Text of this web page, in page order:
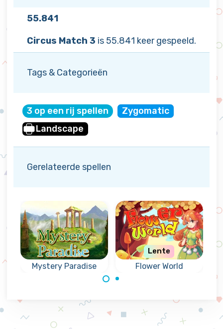
55.841
Circus Match 3 is 55.841 keer gespeeld.
Tags & Categorieën
3 op een rij spellen
Zygomatic
Landscape
Gerelateerde spellen
Mystery Paradise
Beweeg knikkers
en verwijder
achtergronden
Flower World
Lente
bloemen in een
bosrijke wereld.